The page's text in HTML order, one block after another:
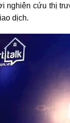
nghiên cứu thị
dịch.